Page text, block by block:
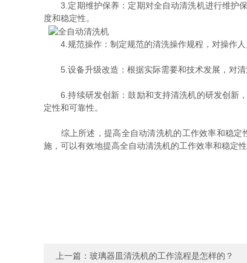
3.定期维护保养：定期对全自动清洗机进行维护保
度和稳定性。
4.规范操作：制定规范的清洗操作规程，对操作人
5.设备升级改造：根据实际需要和技术发展，对清
6.持续研发创新：鼓励和支持清洗机的研发创新，
定性和可靠性。
综上所述，提高全自动清洗机的工作效率和稳定
施，可以有效地提高全自动清洗机的工作效率和稳定
上一篇： 玻璃器皿清洗机的工作流程是怎样的？